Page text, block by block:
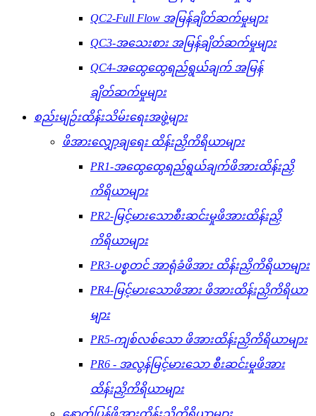
QC2-Full Flow အမြန်ချိတ်ဆက်မှုများ
QC3-အသေးစား အမြန်ချိတ်ဆက်မှုများ
QC4-အထွေထွေရည်ရွယ်ချက် အမြန်
ချိတ်ဆက်မှုများ
စည်းမျဉ်းထိန်းသိမ်းရေးအဖွဲ့များ
ဖိအားလျှော့ချရေး ထိန်းညှိကိရိယာများ
PR1-အထွေထွေရည်ရွယ်ချက်ဖိအားထိန်းညှိ
ကိရိယာများ
PR2-မြင့်မားသောစီးဆင်းမှုဖိအားထိန်းညှိ
ကိရိယာများ
PR3-ပစ္စတင် အာရုံခံဖိအား ထိန်းညှိကိရိယာများ
PR4-မြင့်မားသောဖိအား ဖိအားထိန်းညှိကိရိယာ
များ
PR5-ကျစ်လစ်သော ဖိအားထိန်းညှိကိရိယာများ
PR6 - အလွန်မြင့်မားသော စီးဆင်းမှုဖိအား
ထိန်းညှိကိရိယာများ
နောက်ပြန်ဖိအားထိန်းညှိကိရိယာများ